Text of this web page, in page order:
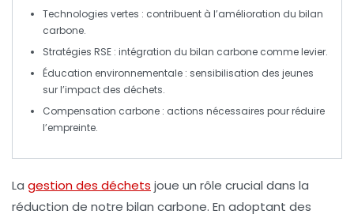
Technologies vertes : contribuent à l’amélioration du bilan
carbone.
Stratégies RSE : intégration du bilan carbone comme levier.
Éducation environnementale : sensibilisation des jeunes
sur l’impact des déchets.
Compensation carbone : actions nécessaires pour réduire
l’empreinte.
La gestion des déchets joue un rôle crucial dans la
réduction de notre bilan carbone. En adoptant des